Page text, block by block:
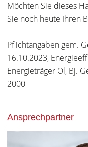
Möchten Sie dieses
Sie noch heute Ihren
Pflichtangaben gem.
16.10.2023,
Energieträger Öl, Bj.
2000
Ansprechpartner